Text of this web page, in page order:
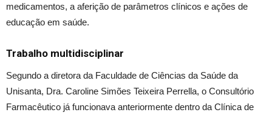
medicamentos, a aferição de parâmetros clínicos e ações de
educação em saúde.
Trabalho multidisciplinar
Segundo a diretora da Faculdade de Ciências da Saúde da
Unisanta, Dra. Caroline Simões Teixeira Perrella, o Consultório
Farmacêutico já funcionava anteriormente dentro da Clínica de